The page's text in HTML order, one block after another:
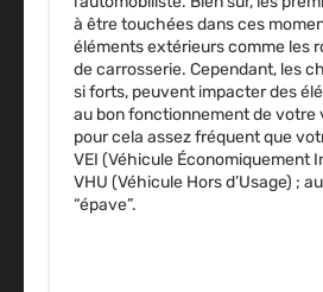
à être touchées dans ces
éléments extérieurs comme les
de carrosserie. Cependant, les
si forts, peuvent impacter des
au bon fonctionnement de votre
pour cela assez fréquent que
VEI (Véhicule Économiquement
VHU (Véhicule Hors d’Usage) ;
“épave”.